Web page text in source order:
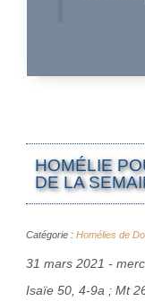
HOMÉLIE
DE LA
Catégorie : Homélies de
31 mars 2021 -
Isaïe 50, 4-9a ; Mt